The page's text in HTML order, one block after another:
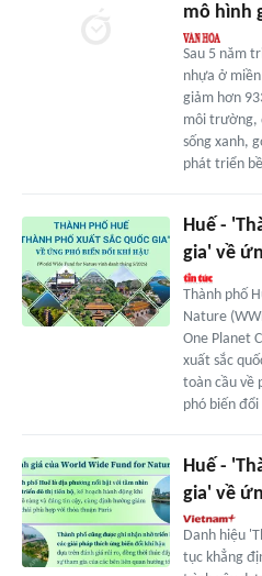
mô hình
Sau 5 năm
nhựa ở
giảm hơn
môi trường,
sống xanh,
phát triển
Huế -
gia' về
Thành phố
Nature
One Planet
xuất sắc
toàn cầu về
phó biến đổi
Huế -
gia' về
Danh hiệu
tục khẳng